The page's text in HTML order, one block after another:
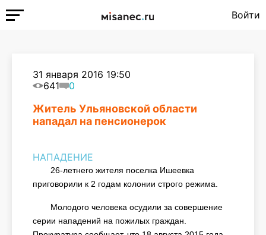
Войти
31 января 2016 19:50
641
0
Житель Ульяновской области
нападал на пенсионерок
НАПАДЕНИЕ
26-летнего жителя поселка Ишеевка
приговорили к 2 годам колонии строго режима.
Молодого человека осудили за совершение
серии нападений на пожилых граждан.